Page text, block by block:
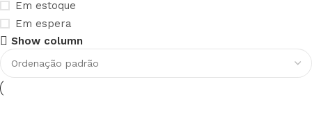
Em estoque
Em espera
Conheça nossa história
Show column